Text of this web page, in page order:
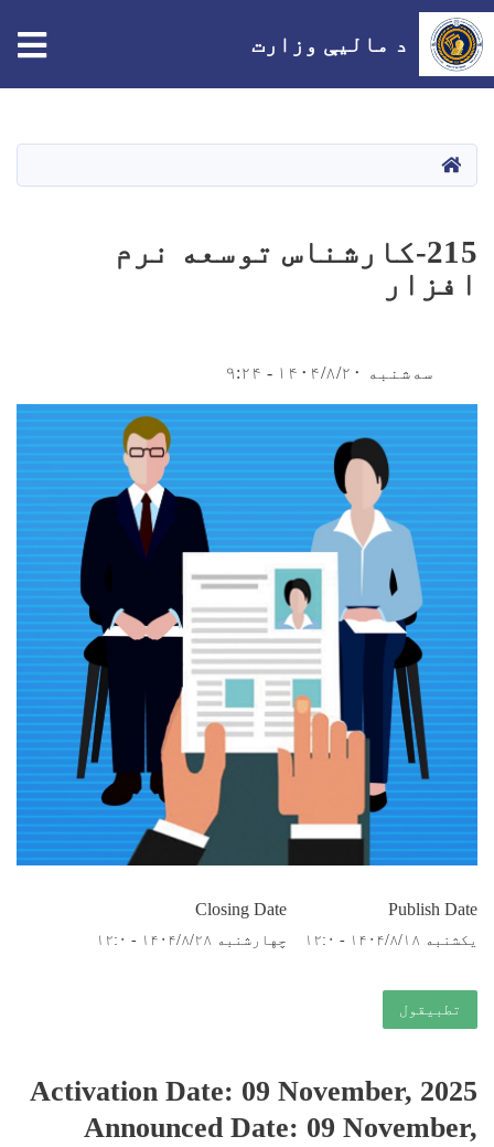
د مالیې وزارت
HOME
215-کارشناس توسعه نرم
افزار
سه‌شنبه ۱۴۰۴/۸/۲۰ - ۹:۲۴
Publish Date
یکشنبه ۱۴۰۴/۸/۱۸ - ۱۲:۰
Closing Date
چهارشنبه ۱۴۰۴/۸/۲۸ - ۱۲:۰
تطبيقول
Activation Date: 09 November, 2025
Announced Date: 09 November,